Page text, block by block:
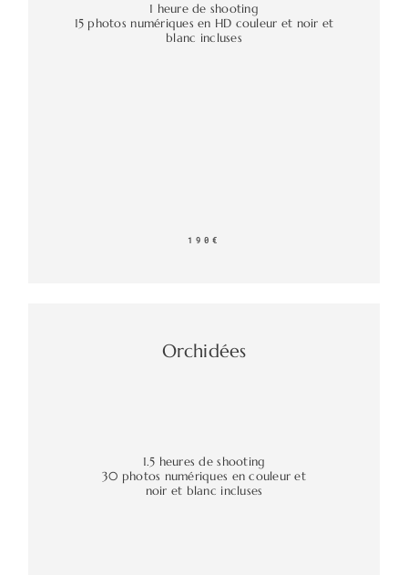
1 heure de shooting
15 photos numériques en HD couleur et noir et
blanc incluses
190€
Orchidées
1.5 heures de shooting
30 photos numériques en couleur et
noir et blanc incluses